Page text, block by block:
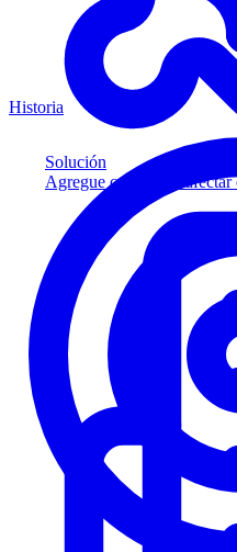
Solución
Agregue crédito sin
Historia